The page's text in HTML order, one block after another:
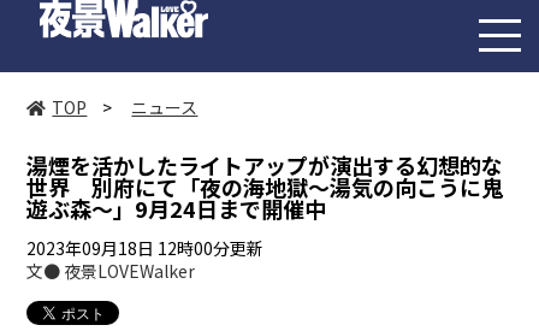
TOP > ニュース
湯煙を活かしたライトアップが演出する幻想的な
世界 別府にて「夜の海地獄～湯気の向こうに鬼
遊ぶ森～」9月24日まで開催中
2023年09月18日 12時00分更新
文● 夜景LOVEWalker